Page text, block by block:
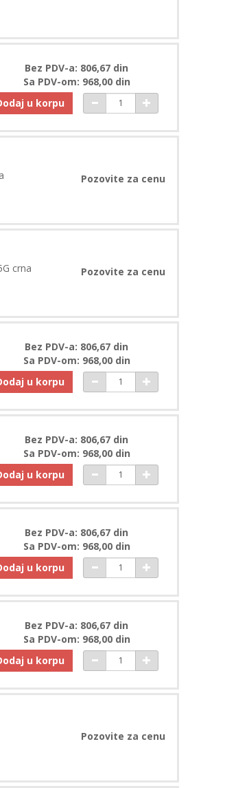
Bez PDV-a: 806,67 din
Sa PDV-om: 968,00 din
u korpu
Pozovite za cenu
crna Pozovite za cenu
Bez PDV-a: 806,67 din
Sa PDV-om: 968,00 din
u korpu
Bez PDV-a: 806,67 din
Sa PDV-om: 968,00 din
u korpu
Bez PDV-a: 806,67 din
Sa PDV-om: 968,00 din
u korpu
Bez PDV-a: 806,67 din
Sa PDV-om: 968,00 din
u korpu
Pozovite za cenu